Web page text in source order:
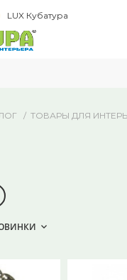
LUX Кубатура
ТОВАРЫ ДЛЯ